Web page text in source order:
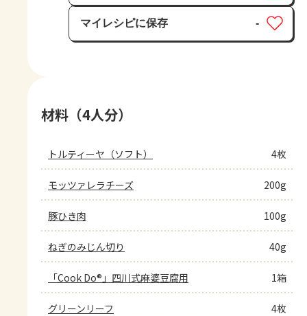
マイレシピに保存
保存済み
-
材料（4人分）
トルティーヤ（ソフト） 4枚
モッツァレラチーズ 200g
豚ひき肉 100g
ねぎのみじん切り 40g
「Cook Do®」四川式麻婆豆腐用 1箱
グリーンリーフ 4枚